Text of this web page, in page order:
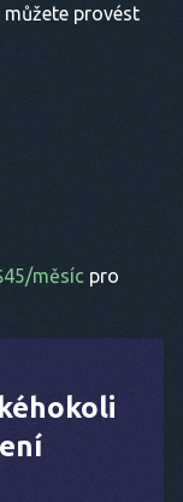
můžete provést
měsíc pro